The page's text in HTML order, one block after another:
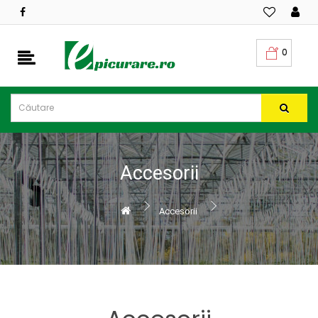
CATEGORII
Oferte
Sisteme
irigatii
Folii
profesionale
Ingrasaminte
Productie
rasad
0
Accesorii
Accesorii